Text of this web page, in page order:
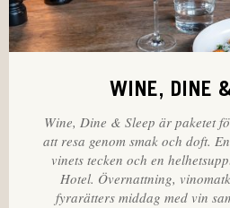
WINE, DINE
Wine, Dine & Sleep är paketet
att resa genom smak och doft.
vinets tecken och en
Hotel. Övernattning,
fyrarätters middag med vin